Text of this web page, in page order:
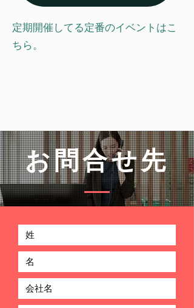
定期開催してる定番のイベントはこ
ちら。
​お問合せ先